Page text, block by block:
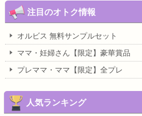
注目のオトク情報
オルビス 無料サンプルセット
ママ・妊婦さん【限定】豪華賞品
プレママ・ママ【限定】全プレ
人気ランキング